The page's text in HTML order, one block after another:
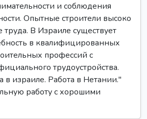
и соблюдения
Опытные строители высоко
труда. В Израиле существует
в квалифицированных
профессий с
трудоустройства.
в израиле. Работа в Нетании."
работу с хорошими